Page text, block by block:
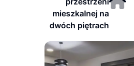
mieszkalnej na
dwóch piętrach